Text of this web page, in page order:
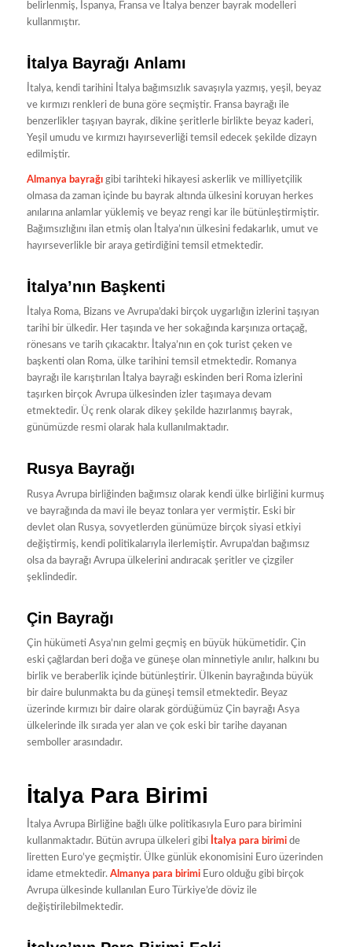
belirlenmiş, İspanya, Fransa ve İtalya benzer bayrak modelleri
kullanmıştır.
İtalya Bayrağı Anlamı
İtalya, kendi tarihini İtalya bağımsızlık savaşıyla yazmış, yeşil, beyaz
ve kırmızı renkleri de buna göre seçmiştir. Fransa bayrağı ile
benzerlikler taşıyan bayrak, dikine şeritlerle birlikte beyaz kaderi,
Yeşil umudu ve kırmızı hayırseverliği temsil edecek şekilde dizayn
edilmiştir.
Almanya bayrağıgibi tarihteki hikayesi askerlik ve milliyetçilik
olmasa da zaman içinde bu bayrak altında ülkesini koruyan herkes
anılarına anlamlar yüklemiş ve beyaz rengi kar ile bütünleştirmiştir.
Bağımsızlığını ilan etmiş olan İtalya’nın ülkesini fedakarlık, umut ve
hayırseverlikle bir araya getirdiğini temsil etmektedir.
İtalya’nın Başkenti
İtalya Roma, Bizans ve Avrupa’daki birçok uygarlığın izlerini taşıyan
tarihi bir ülkedir. Her taşında ve her sokağında karşınıza ortaçağ,
rönesans ve tarih çıkacaktır. İtalya’nın en çok turist çeken ve
başkenti olan Roma, ülke tarihini temsil etmektedir. Romanya
bayrağı ile karıştırılan İtalya bayrağı eskinden beri Roma izlerini
taşırken birçok Avrupa ülkesinden izler taşımaya devam
etmektedir. Üç renk olarak dikey şekilde hazırlanmış bayrak,
günümüzde resmi olarak hala kullanılmaktadır.
Rusya Bayrağı
Rusya Avrupa birliğinden bağımsız olarak kendi ülke birliğini kurmuş
ve bayrağında da mavi ile beyaz tonlara yer vermiştir. Eski bir
devlet olan Rusya, sovyetlerden günümüze birçok siyasi etkiyi
değiştirmiş, kendi politikalarıyla ilerlemiştir. Avrupa’dan bağımsız
olsa da bayrağı Avrupa ülkelerini andıracak şeritler ve çizgiler
şeklindedir.
Çin Bayrağı
Çin hükümeti Asya’nın gelmi geçmiş en büyük hükümetidir. Çin
eski çağlardan beri doğa ve güneşe olan minnetiyle anılır, halkını bu
birlik ve beraberlik içinde bütünleştirir. Ülkenin bayrağında büyük
bir daire bulunmakta bu da güneşi temsil etmektedir. Beyaz
üzerinde kırmızı bir daire olarak gördüğümüz Çin bayrağı Asya
ülkelerinde ilk sırada yer alan ve çok eski bir tarihe dayanan
semboller arasındadır.
İtalya Para Birimi
İtalya Avrupa Birliğine bağlı ülke politikasıyla Euro para birimini
kullanmaktadır. Bütün avrupa ülkeleri gibi İtalya para birimide
liretten Euro’ye geçmiştir. Ülke günlük ekonomisini Euro üzerinden
idame etmektedir. Almanya para birimiEuro olduğu gibi birçok
Avrupa ülkesinde kullanılan Euro Türkiye’de döviz ile
değiştirilebilmektedir.